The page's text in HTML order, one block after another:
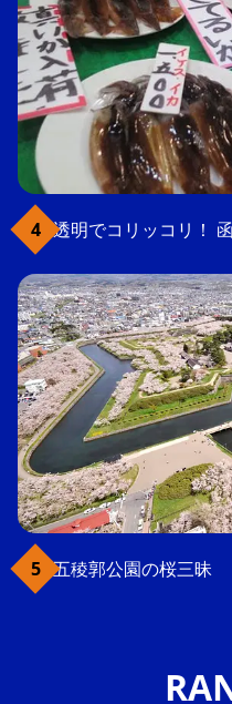
透明でコリッコリ！
五稜郭公園の桜三昧